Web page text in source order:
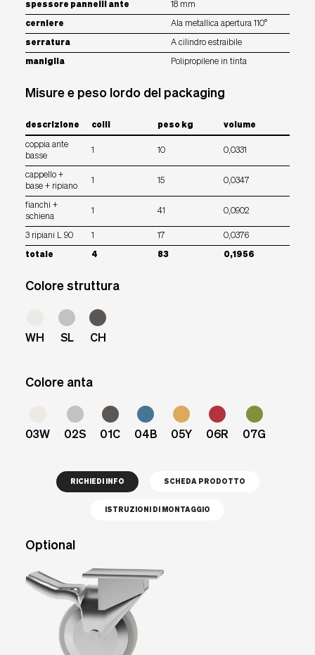
spessore pannelli ante 18 mm
cerniere Ala metallica apertura 110°
serratura A cilindro estraibile
maniglia Polipropilene in tinta
Misure e peso lordo del packaging
descrizione colli peso kg volume
coppia ante
basse
10 0,0331
cappello +
base + ripiano
15 0,0347
fianchi +
schiena
41 0,0902
3 ripiani L 90 17 0,0376
totale 4 83 0,1956
Colore struttura
WH SL CH
Colore anta
03W 02S 01C 04B 05Y 06R 07G
RICHIEDI INFO SCHEDA PRODOTTO
ISTRUZIONI DI MONTAGGIO
Optional